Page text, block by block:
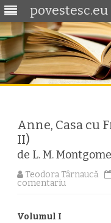
povestesc.eu
Anne, Casa cu
II)
de L. M.
Teodora Târnaucă
comentariu
Volumul I